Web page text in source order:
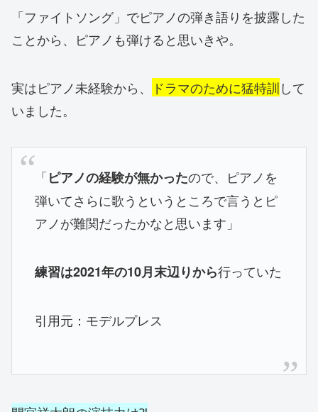
「ファイトソング」でピアノの弾き語りを披露した
ことから、ピアノも弾けると思いきや。
実はピアノ未経験から、 ドラマのために猛特訓して
いました。
「ピアノの経験が無かったので、ピアノを
弾いてさらに歌うというところで言うとピ
アノが難関だったかなと思います」
練習は2021年の10月末辺りから行っていた
引用元：モデルプレス